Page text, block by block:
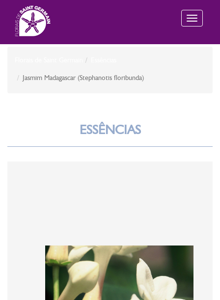
Toggle
Jasmim Madagascar (Stephanotis floribunda)
ESSÊNCIAS